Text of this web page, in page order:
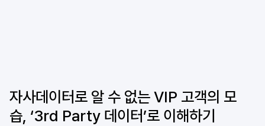
자사데이터로 알 수 없는 VIP 고객의 모
습, ‘3rd Party 데이터’로 이해하기